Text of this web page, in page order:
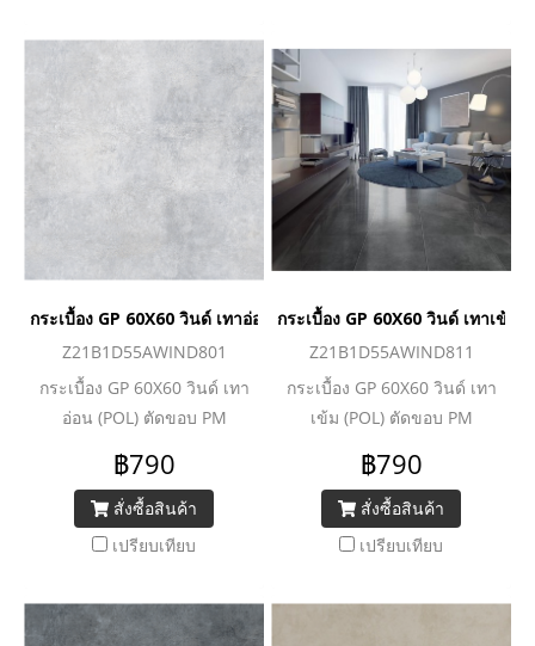
กระเบื้อง GP 60X60 วินด์ เทาอ่อน (POL) ตัดขอบ PM
Z21B1D55AWIND801
กระเบื้อง GP 60X60 วินด์ เทา
อ่อน (POL) ตัดขอบ PM
฿790
สั่งซื้อสินค้า
เปรียบเทียบ
กระเบื้อง GP 60X60 วินด์ เทาเข้ม
Z21B1D55AWIND811
กระเบื้อง GP 60X60 วินด์ เทา
เข้ม (POL) ตัดขอบ PM
฿790
สั่งซื้อสินค้า
เปรียบเทียบ